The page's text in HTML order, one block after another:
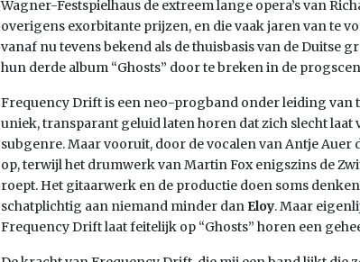
Wagner-Festspielhaus de extreem lange opera’s van
overigens exorbitante prijzen, en die vaak jaren van te
vanaf nu tevens bekend als de thuisbasis van de Duitse
hun derde album “Ghosts” door te breken in de
Frequency Drift is een neo-progband onder leiding van
uniek, transparant geluid laten horen dat zich slecht
subgenre. Maar vooruit, door de vocalen van Antje
op, terwijl het drumwerk van Martin Fox enigszins de
roept. Het gitaarwerk en de productie doen soms
schatplichtig aan niemand minder dan Eloy. Maar
Frequency Drift laat feitelijk op “Ghosts” horen een